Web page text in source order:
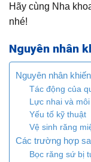
Hãy cùng Nha
nhé!
Nguyên nhân
Nguyên nhân
Tác động của
Lực nhai và
Yếu tố kỹ thuật
Vệ sinh răng
Các trường hợp
Bọc răng sứ bị